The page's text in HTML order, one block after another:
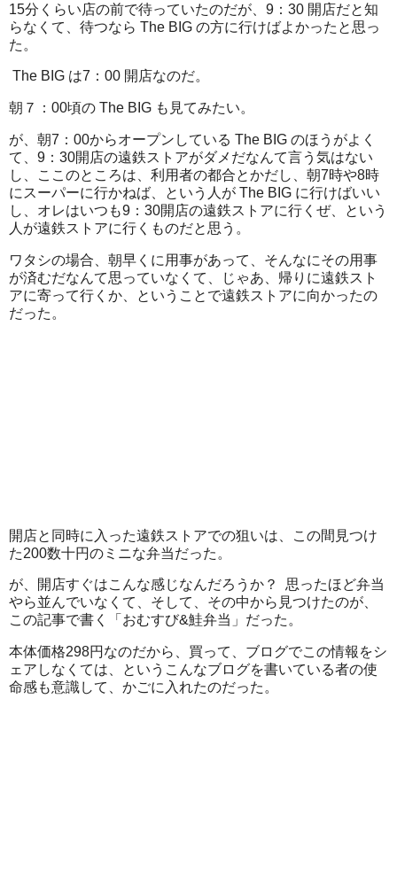
15分くらい店の前で待っていたのだが、9：30 開店だと知
らなくて、待つなら The BIG の方に行けばよかったと思っ
た。
The BIG は7：00 開店なのだ。
朝７：00頃の The BIG も見てみたい。
が、朝7：00からオープンしている The BIG のほうがよく
て、9：30開店の遠鉄ストアがダメだなんて言う気はない
し、ここのところは、利用者の都合とかだし、朝7時や8時
にスーパーに行かねば、という人が The BIG に行けばいい
し、オレはいつも9：30開店の遠鉄ストアに行くぜ、という
人が遠鉄ストアに行くものだと思う。
ワタシの場合、朝早くに用事があって、そんなにその用事
が済むだなんて思っていなくて、じゃあ、帰りに遠鉄スト
アに寄って行くか、ということで遠鉄ストアに向かったの
だった。
開店と同時に入った遠鉄ストアでの狙いは、この間見つけ
た200数十円のミニな弁当だった。
が、開店すぐはこんな感じなんだろうか？ 思ったほど弁当
やら並んでいなくて、そして、その中から見つけたのが、
この記事で書く「おむすび&鮭弁当」だった。
本体価格298円なのだから、買って、ブログでこの情報をシ
ェアしなくては、というこんなブログを書いている者の使
命感も意識して、かごに入れたのだった。